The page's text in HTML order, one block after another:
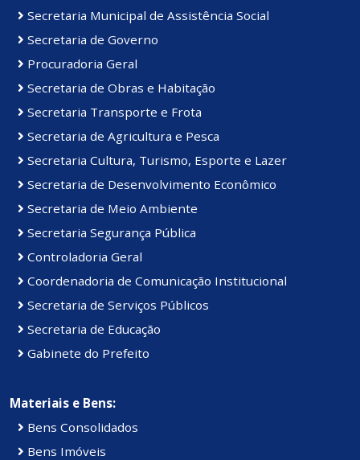
Secretaria Municipal de Assistência Social
Secretaria de Governo
Procuradoria Geral
Secretaria de Obras e Habitação
Secretaria Transporte e Frota
Secretaria de Agricultura e Pesca
Secretaria Cultura, Turismo, Esporte e Lazer
Secretaria de Desenvolvimento Econômico
Secretaria de Meio Ambiente
Secretaria Segurança Pública
Controladoria Geral
Coordenadoria de Comunicação Institucional
Secretaria de Serviços Públicos
Secretaria de Educação
Gabinete do Prefeito
Materiais e Bens:
Bens Consolidados
Bens Imóveis